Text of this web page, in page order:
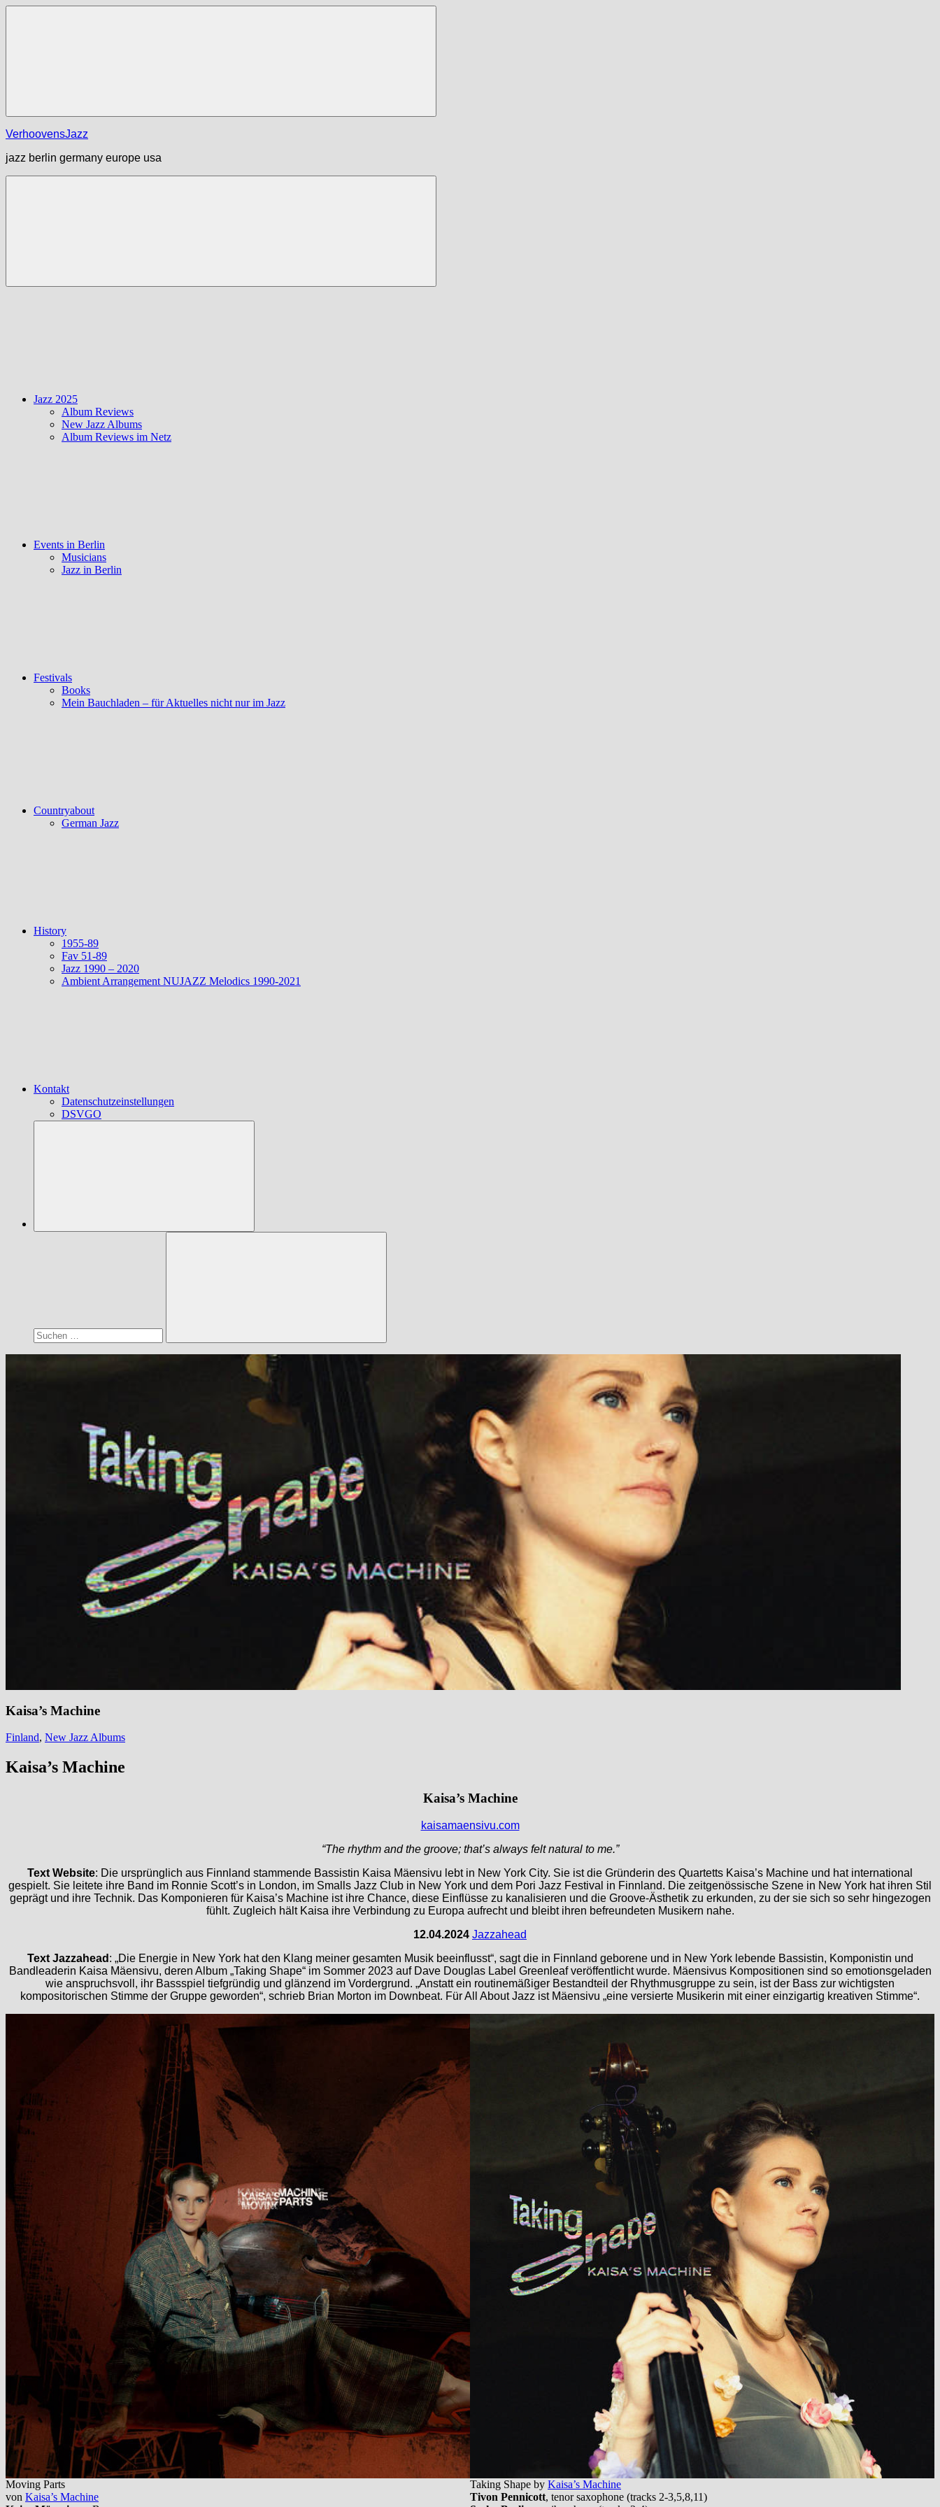
Zum
Menü
VerhoovensJazz
jazz berlin germany europe usa
Menü
Jazz 2025
Album Reviews
New Jazz Albums
Album Reviews im Netz
Events in Berlin
Musicians
Jazz in Berlin
Festivals
Books
Mein Bauchladen – für Aktuelles nicht nur im Jazz
Countryabout
German Jazz
History
1955-89
Fav 51-89
Jazz 1990 – 2020
Ambient Arrangement NUJAZZ Melodics 1990-2021
Kontakt
Datenschutzeinstellungen
DSVGO
Suchen
Kaisa’s Machine
Finland, New Jazz Albums
Kaisa’s Machine
Kaisa’s Machine
kaisamaensivu.com
“The rhythm and the groove; that’s always felt natural to me.”
Text Website: Die ursprünglich aus Finnland stammende Bassistin Kaisa Mäensivu lebt in New York City. Sie ist die Gründerin des Quartetts Kaisa’s Machine und hat international
gespielt. Sie leitete ihre Band im Ronnie Scott’s in London, im Smalls Jazz Club in New York und dem Pori Jazz Festival in Finnland. Die zeitgenössische Szene in New York hat ihren Stil
geprägt und ihre Technik. Das Komponieren für Kaisa’s Machine ist ihre Chance, diese Einflüsse zu kanalisieren und die Groove-Ästhetik zu erkunden, zu der sie sich so sehr hingezogen
fühlt. Zugleich hält Kaisa ihre Verbindung zu Europa aufrecht und bleibt ihren befreundeten Musikern nahe.
12.04.2024 Jazzahead
Text Jazzahead : „Die Energie in New York hat den Klang meiner gesamten Musik beeinflusst“, sagt die in Finnland geborene und in New York lebende Bassistin, Komponistin und
Bandleaderin Kaisa Mäensivu, deren Album „Taking Shape“ im Sommer 2023 auf Dave Douglas Label Greenleaf veröffentlicht wurde. Mäensivus Kompositionen sind so emotionsgeladen
wie anspruchsvoll, ihr Bassspiel tiefgründig und glänzend im Vordergrund. „Anstatt ein routinemäßiger Bestandteil der Rhythmusgruppe zu sein, ist der Bass zur wichtigsten
kompositorischen Stimme der Gruppe geworden“, schrieb Brian Morton im Downbeat. Für All About Jazz ist Mäensivu „eine versierte Musikerin mit einer einzigartig kreativen Stimme“.
Moving Parts
von Kaisa’s Machine
Taking Shape by Kaisa’s Machine
Tivon Pennicott, tenor saxophone (tracks 2-3,5,8,11)